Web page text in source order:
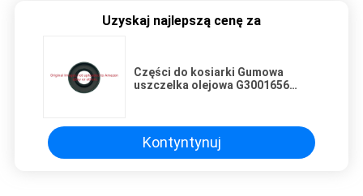
Uzyskaj najlepszą cenę za
Części do kosiarki Gumowa
uszczelka olejowa G3001656
Kontyntynuj